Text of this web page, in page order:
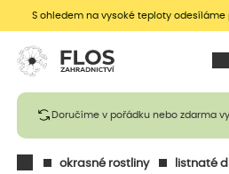
S ohledem na vysoké teploty
Doručíme v pořádku nebo zdarma
okrasné rostliny
listnaté